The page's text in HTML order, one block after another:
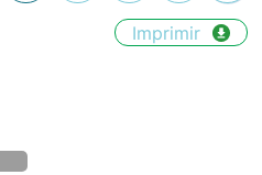
Imprimir